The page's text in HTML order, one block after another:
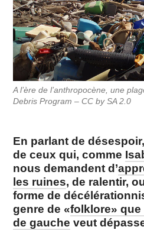
A l’ère de l’anthropocène, une
Debris Program – CC by SA 2.0
En parlant de
de ceux qui, comme
nous demandent d’
les ruines, de ralentir,
forme de
genre de «folklore» que
de gauche veut